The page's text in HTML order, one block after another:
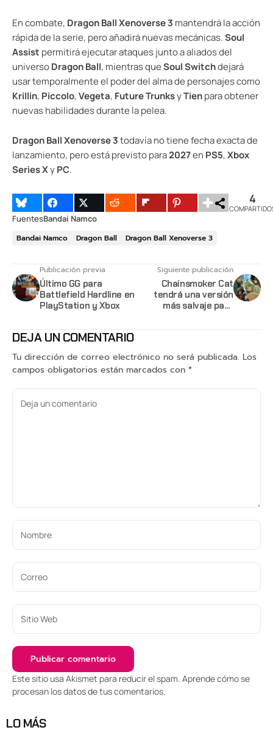
En combate, Dragon Ball Xenoverse 3 mantendrá la acción
rápida de la serie, pero añadirá nuevas mecánicas.Soul
Assist permitirá ejecutar ataques junto a aliados del
universoDragon Ball, mientras queSoul Switchdejará
usar temporalmente el poder del alma de personajes como
Krillin, Piccolo,Vegeta, Future TrunksyTienpara obtener
nuevas habilidades durante la pelea.
Dragon Ball Xenoverse 3todavía no tiene fecha exacta de
lanzamiento, pero está previsto para2027en PS5,Xbox
Series XyPC.
4
FuentesBandai Namco
Bandai Namco
Dragon Ball Dragon Ball Xenoverse 3
Publicación previa
Último GG para
Battlefield Hardline en
PlayStation y Xbox
Siguiente publicación
Chainsmoker Cat
tendrá una versión
más salvaje para
DEJA UN COMENTARIO
Tu dirección de correo electrónico no será publicada. Los
campos obligatorios están marcados con *
Este sitio usa Akismet para reducir el spam. Aprende cómo se
procesan los datos de tus comentarios.
LO MÁS